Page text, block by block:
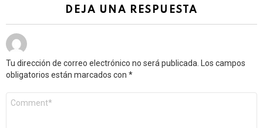
DEJA UNA RESPUESTA
Tu dirección de correo electrónico no será publicada. Los campos
obligatorios están marcados con *